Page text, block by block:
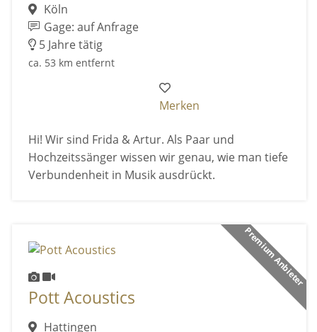
Köln
Gage: auf Anfrage
5 Jahre tätig
ca. 53 km entfernt
Merken
Hi! Wir sind Frida & Artur. Als Paar und
Hochzeitssänger wissen wir genau, wie man tiefe
Verbundenheit in Musik ausdrückt.
Premium Anbieter
Pott Acoustics
Hattingen